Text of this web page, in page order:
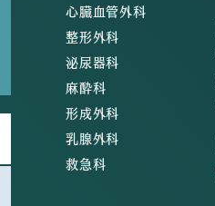
心臓血管外科
整形外科
泌尿器科
麻酔科
形成外科
乳腺外科
救急科